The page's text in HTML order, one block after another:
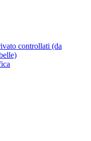
controllati (da